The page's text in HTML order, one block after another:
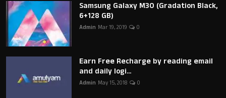
Samsung Galaxy M30 (Gradation Black,
6+128 GB)
Admin Mar 19, 2019 0
Earn Free Recharge by reading email
and daily logi...
Admin May 15, 2018 0